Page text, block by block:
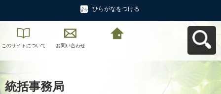
ひらがなをつける
このサイトについて お問い合わせ
統括事務局